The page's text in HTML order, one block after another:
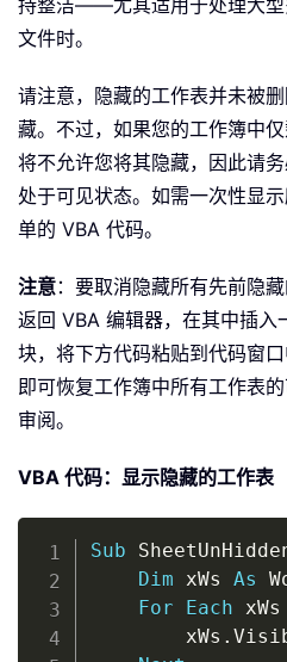
持整洁——尤其适用于处理大型
文件时。
请注意，隐藏的工作表并未被
藏。不过，如果您的工作簿中
将不允许您将其隐藏，因此请
处于可见状态。如需一次性显
单的 VBA 代码。
注意：要取消隐藏所有先前隐
返回 VBA 编辑器，在其中插入
块，将下方代码粘贴到代码窗
即可恢复工作簿中所有工作表
审阅。
VBA 代码：显示隐藏的工作表
Sub
Dim xWs As
For
Each xWs
		xWs
.